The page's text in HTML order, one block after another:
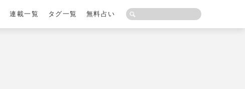
連載一覧 タグ一覧 無料占い